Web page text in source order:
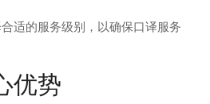
适的服务级别，以确保口译服务
优势